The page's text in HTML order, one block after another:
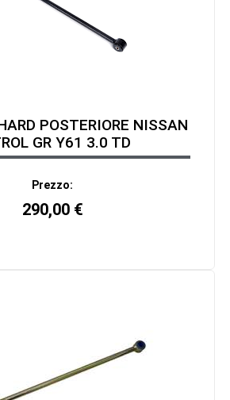
POSTERIORE NISSAN
GR Y61 3.0 TD
Prezzo:
290,00 €